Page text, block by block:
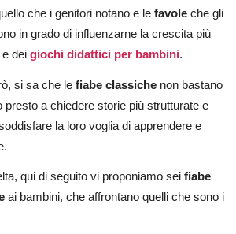
che i genitori notano e le favole che gli
in grado di influenzarne la crescita più
dei giochi didattici per bambini.
si sa che le fiabe classiche non bastano
presto a chiedere storie più strutturate e
la loro voglia di apprendere e
qui di seguito vi proponiamo sei fiabe
ai bambini, che affrontano quelli che sono i